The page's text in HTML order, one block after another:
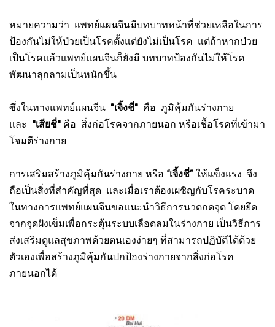
หมายความว่า แพทย์แผนจีนมีบทบาทหน้าที่ช่วยเหลือในการ
ป้องกันไม่ให้ป่วยเป็นโรคตั้งแต่ยังไม่เป็นโรค แต่ถ้าหากป่วย
เป็นโรคแล้วแพทย์แผนจีนก็ยังมี บทบาทป้องกันไม่ให้โรค
พัฒนาลุกลามเป็นหนักขึ้น
ซึ่งในทางแพทย์แผนจีน "เจิ้งชี่" คือ ภูมิคุ้มกันร่างกาย
และ "เสียชี่" คือ สิ่งก่อโรคจากภายนอก หรือเชื้อโรคที่เข้ามา
โจมตีร่างกาย
การเสริมสร้างภูมิคุ้มกันร่างกาย หรือ “เจิ้งชี่” ให้แข็งแรง จึง
ถือเป็นสิ่งที่สำคัญที่สุด และเมื่อเราต้องเผชิญกับโรคระบาด
ในทางการแพทย์แผนจีนขอแนะนำวิธีการนวดกดจุด โดยยึด
จากจุดฝังเข็มเพื่อกระตุ้นระบบเลือดลมในร่างกาย เป็นวิธีการ
ส่งเสริมดูแลสุขภาพด้วยตนเองง่ายๆ ที่สามารถปฏิบัติได้ด้วย
ตัวเองเพื่อสร้างภูมิคุ้มกันปกป้องร่างกายจากสิ่งก่อโรค
ภายนอกได้